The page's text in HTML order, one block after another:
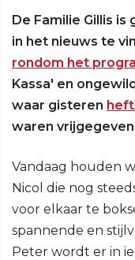
De Familie Gillis
in het nieuws te
rondom het
Kassa' en
waar gisteren
waren
Vandaag houden
Nicol die nog
voor elkaar te
spannende en
Peter wordt er in